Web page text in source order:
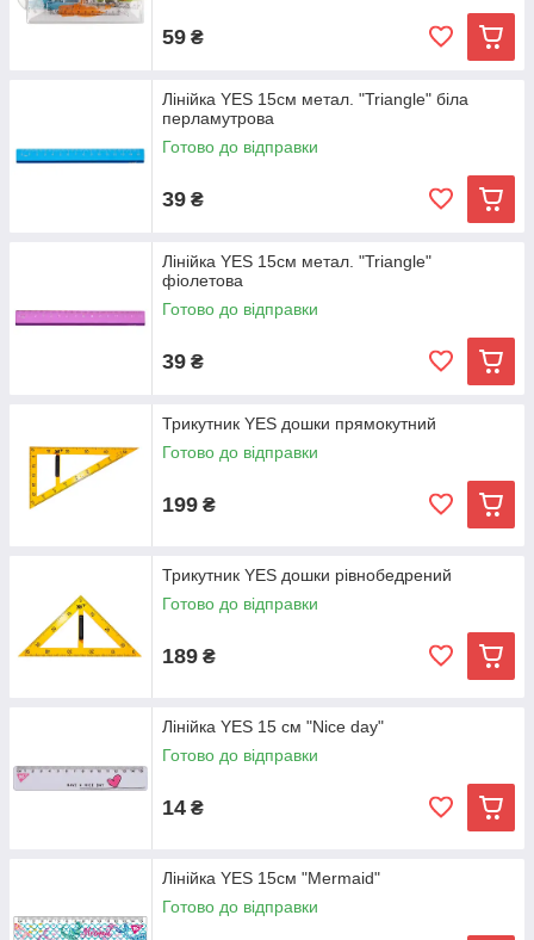
59 ₴
Лінійка YES 15см метал. "Triangle" біла
перламутрова
Готово до відправки
39 ₴
Лінійка YES 15см метал. "Triangle"
фіолетова
Готово до відправки
39 ₴
Трикутник YES дошки прямокутний
Готово до відправки
199 ₴
Трикутник YES дошки рівнобедрений
Готово до відправки
189 ₴
Лінійка YES 15 см "Nice day"
Готово до відправки
14 ₴
Лінійка YES 15см "Mermaid"
Готово до відправки